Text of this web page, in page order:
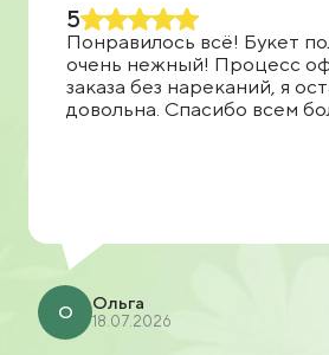
5
Понравилось всё! Букет
очень нежный! Процесс
заказа без нареканий, я
довольна. Спасибо всем
О Ольга
18.07.2026